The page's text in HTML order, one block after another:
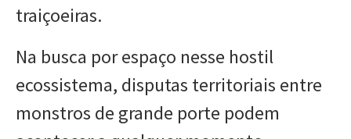
traiçoeiras.
Na busca por espaço nesse hostil
ecossistema, disputas territoriais entre
monstros de grande porte podem